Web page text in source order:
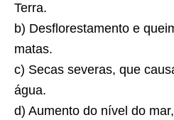
Terra.
b) Desflorestamento e
matas.
c) Secas severas, que
água.
d) Aumento do nível do